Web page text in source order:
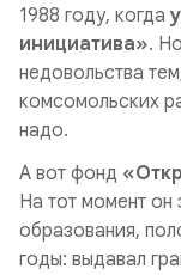
1988 году, когда
инициатива».
недовольства
комсомольских
надо.
А вот фонд
На тот момент он
образования,
годы: выдавал